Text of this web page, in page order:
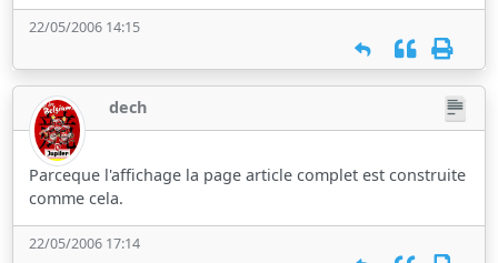
22/05/2006 14:15
dech
Parceque l'affichage la page article complet est construite
comme cela.
22/05/2006 17:14